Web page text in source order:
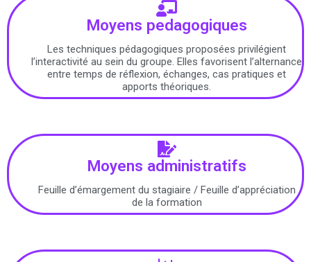
Moyens pedagogiques
Les techniques pédagogiques proposées privilégient
l’interactivité au sein du groupe. Elles favorisent l’alternance
entre temps de réflexion, échanges, cas pratiques et
apports théoriques.
Moyens administratifs
Feuille d’émargement du stagiaire / Feuille d’appréciation
de la formation